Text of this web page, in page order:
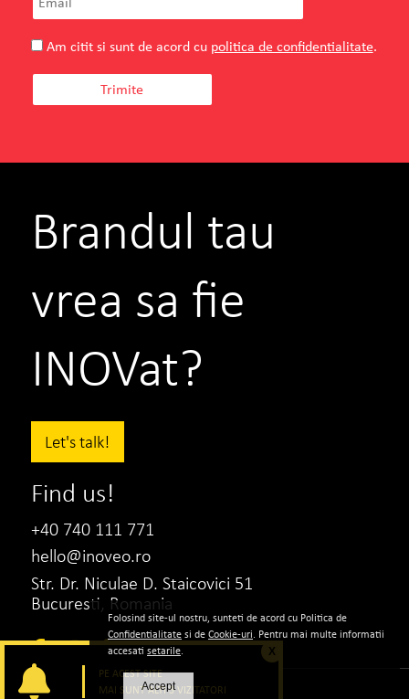
PE ACEST SITE
MAI SUNT ALTI 3 VIZITATORI
X
Am citit si sunt de acord cu politica de confidentialitate.
Brandul tau
vrea sa fie
INOVat?
Let's talk!
Find us!
+40 740 111 771
hello@inoveo.ro
Str. Dr. Niculae D. Staicovici 51
Bucuresti, Romania
Politica de confidentialitate |Politica de Cookie
Folosind site-ul nostru, sunteti de acord cu Politica de
Confidentialitatesi deCookie-uri. Pentru mai multe informatii
accesati setarile.
Accept